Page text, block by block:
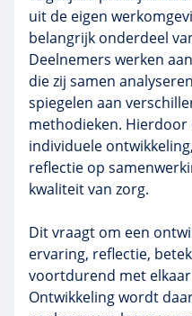
uit de eigen
belangrijk onderdeel
Deelnemers werken
die zij samen
spiegelen aan
methodieken.
individuele
reflectie op
kwaliteit van zorg.
Dit vraagt om een
ervaring, reflectie,
voortdurend met
Ontwikkeling wordt